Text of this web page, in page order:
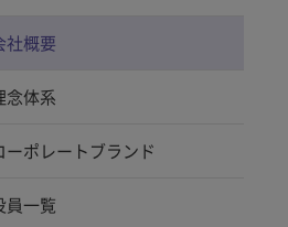
社概要
念体系
ーポレートブランド
員一覧